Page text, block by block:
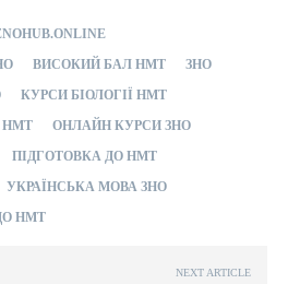
ВИСОКИЙ БАЛ НМТ
ЗНО
КУРСИ БІОЛОГІЇ НМТ
НМТ
ОНЛАЙН КУРСИ ЗНО
ПІДГОТОВКА ДО НМТ
УКРАЇНСЬКА МОВА ЗНО
НМТ
NEXT ARTICLE